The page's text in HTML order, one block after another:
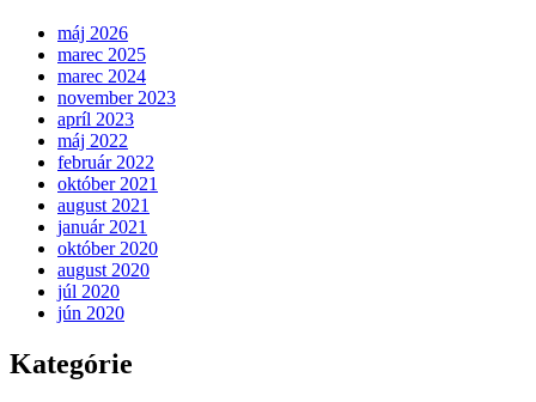
máj 2026
marec 2025
marec 2024
november 2023
apríl 2023
máj 2022
február 2022
október 2021
august 2021
január 2021
október 2020
august 2020
júl 2020
jún 2020
Kategórie